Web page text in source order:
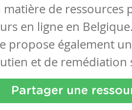
matière de ressources
en ligne en
propose également
et de remédiation
Partager une